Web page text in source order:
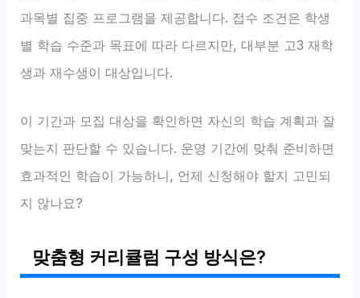
과목별 집중 프로그램을 제공합니다. 접수 조건은 학생
별 학습 수준과 목표에 따라 다르지만, 대부분 고3 재학
생과 재수생이 대상입니다.
이 기간과 모집 대상을 확인하면 자신의 학습 계획과 잘
맞는지 판단할 수 있습니다. 운영 기간에 맞춰 준비하면
효과적인 학습이 가능하니, 언제 신청해야 할지 고민되
지 않나요?
맞춤형 커리큘럼 구성 방식은?